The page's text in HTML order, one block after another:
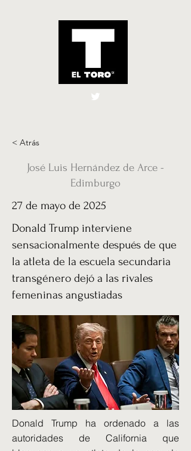
El Toro España
< Atrás
José Luis Hernández de Arce -
Edimburgo
27 de mayo de 2025
Donald Trump interviene
sensacionalmente después de que
la atleta de la escuela secundaria
transgénero dejó a las rivales
femeninas angustiadas
Donald Trump ha ordenado a las
autoridades de California que